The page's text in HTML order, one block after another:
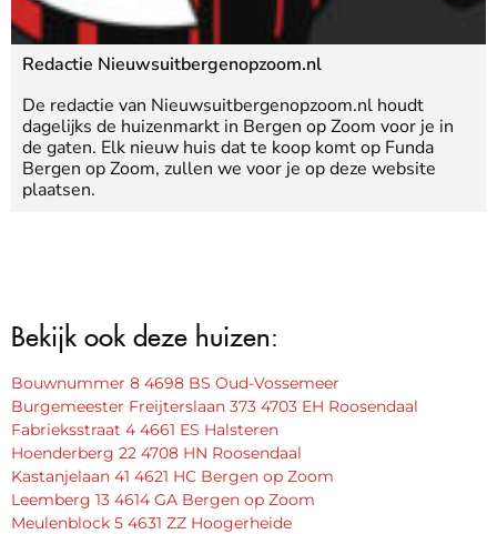
Redactie Nieuwsuitbergenopzoom.nl
De redactie van Nieuwsuitbergenopzoom.nl houdt
dagelijks de huizenmarkt in Bergen op Zoom voor je in
de gaten. Elk nieuw huis dat te koop komt op Funda
Bergen op Zoom, zullen we voor je op deze website
plaatsen.
Bekijk ook deze huizen:
Bouwnummer 8 4698 BS Oud-Vossemeer
Burgemeester Freijterslaan 373 4703 EH Roosendaal
Fabrieksstraat 4 4661 ES Halsteren
Hoenderberg 22 4708 HN Roosendaal
Kastanjelaan 41 4621 HC Bergen op Zoom
Leemberg 13 4614 GA Bergen op Zoom
Meulenblock 5 4631 ZZ Hoogerheide